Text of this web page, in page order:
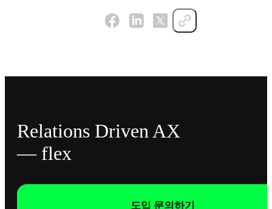
Relations Driven AX
— flex
도입 문의하기